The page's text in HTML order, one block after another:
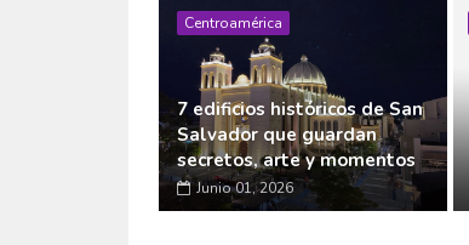
Centroamérica
7 edificios históricos de San
Salvador que guardan
secretos, arte y momentos
Junio 01, 2026